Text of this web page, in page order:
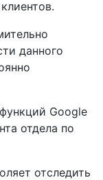
данного
Google
отдела по
отследить